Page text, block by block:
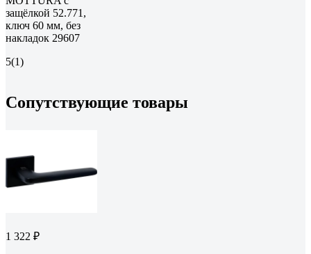
защёлкой 52.771,
ключ 60 мм, без
накладок 29607
5(1)
Сопутствующие товары
1 322 ₽